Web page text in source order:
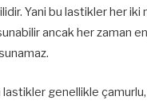
Yani bu lastikler her
ancak her zaman
genellikle çamurlu,